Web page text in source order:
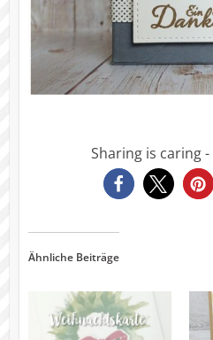
Sharing is caring
3416
Ähnliche Beiträge